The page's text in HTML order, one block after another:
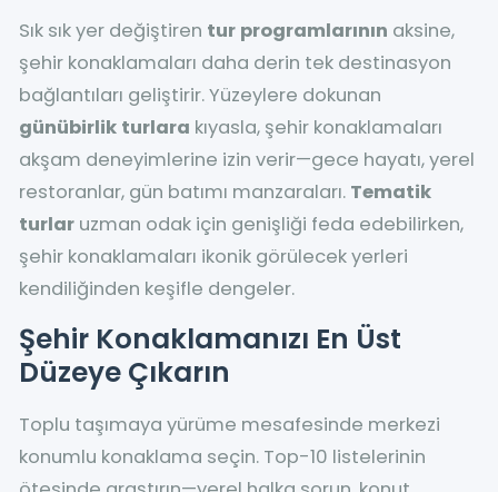
Sık sık yer değiştiren tur programlarının aksine,
şehir konaklamaları daha derin tek destinasyon
bağlantıları geliştirir. Yüzeylere dokunan
günübirlik turlara kıyasla, şehir konaklamaları
akşam deneyimlerine izin verir—gece hayatı, yerel
restoranlar, gün batımı manzaraları. Tematik
turlaruzman odak için genişliği feda edebilirken,
şehir konaklamaları ikonik görülecek yerleri
kendiliğinden keşifle dengeler.
Şehir Konaklamanızı En Üst
Düzeye Çıkarın
Toplu taşımaya yürüme mesafesinde merkezi
konumlu konaklama seçin. Top-10 listelerinin